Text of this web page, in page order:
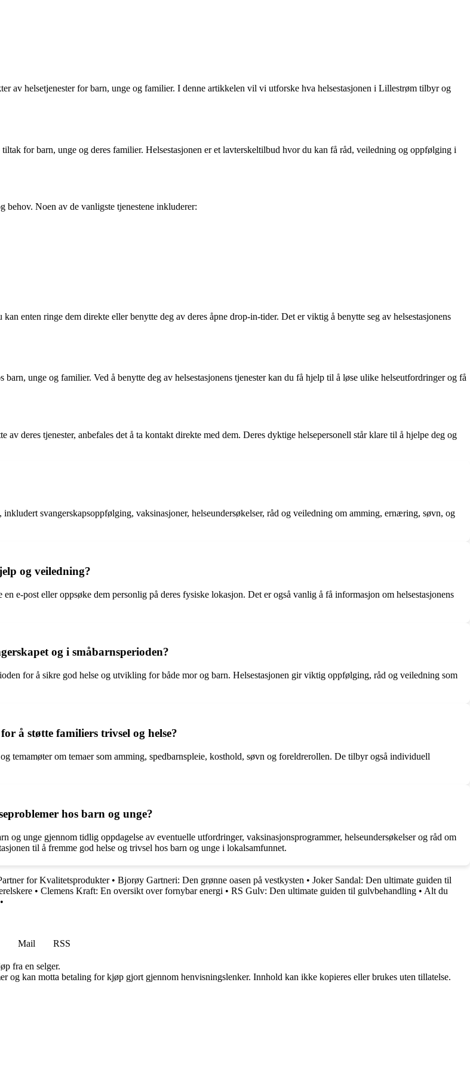
av helsetjenester for barn, unge og familier. I denne artikkelen vil vi utforske hva helsestasjonen i Lillestrøm tilbyr og
for barn, unge og deres familier. Helsestasjonen er et lavterskeltilbud hvor du kan få råd, veiledning og oppfølging i
behov. Noen av de vanligste tjenestene inkluderer:
enten ringe dem direkte eller benytte deg av deres åpne drop-in-tider. Det er viktig å benytte seg av helsestasjonens
unge og familier. Ved å benytte deg av helsestasjonens tjenester kan du få hjelp til å løse ulike helseutfordringer og få
deres tjenester, anbefales det å ta kontakt direkte med dem. Deres dyktige helsepersonell står klare til å hjelpe deg og
svangerskapsoppfølging, vaksinasjoner, helseundersøkelser, råd og veiledning om amming, ernæring, søvn, og
og veiledning?
e-post eller oppsøke dem personlig på deres fysiske lokasjon. Det er også vanlig å få informasjon om helsestasjonens
og i småbarnsperioden?
for å sikre god helse og utvikling for både mor og barn. Helsestasjonen gir viktig oppfølging, råd og veiledning som
å støtte familiers trivsel og helse?
temamøter om temaer som amming, spedbarnspleie, kosthold, søvn og foreldrerollen. De tilbyr også individuell
hos barn og unge?
unge gjennom tidlig oppdagelse av eventuelle utfordringer, vaksinasjonsprogrammer, helseundersøkelser og råd om
til å fremme god helse og trivsel hos barn og unge i lokalsamfunnet.
for Kvalitetsprodukter• Bjorøy Gartneri: Den grønne oasen på vestkysten • Joker Sandal: Den ultimate guiden til
• Clemens Kraft: En oversikt over fornybar energi • RS Gulv: Den ultimate guiden til gulvbehandling • Alt du
•
Mail
RSS
fra en selger.
og kan motta betaling for kjøp gjort gjennom henvisningslenker. Innhold kan ikke kopieres eller brukes uten tillatelse.